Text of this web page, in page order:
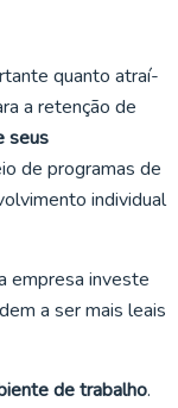
quanto atraí-
a retenção de
seus
de programas de
individual
empresa investe
a ser mais leais
de trabalho.